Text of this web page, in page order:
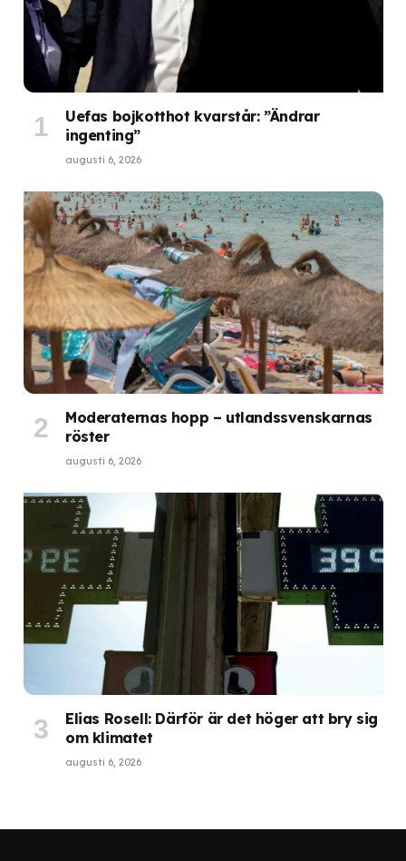
Uefas bojkotthot kvarstår: ”Ändrar
ingenting”
augusti 6, 2026
Moderaternas hopp – utlandssvenskarnas
röster
augusti 6, 2026
Elias Rosell: Därför är det höger att bry sig
om klimatet
augusti 6, 2026